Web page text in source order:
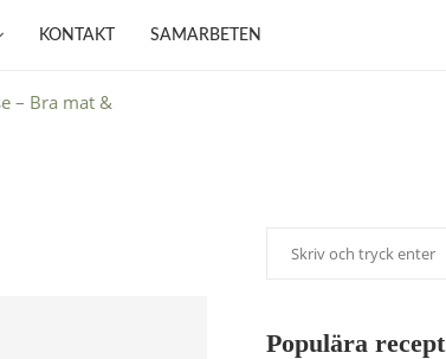
KONTAKT SAMARBETEN
Populära recept